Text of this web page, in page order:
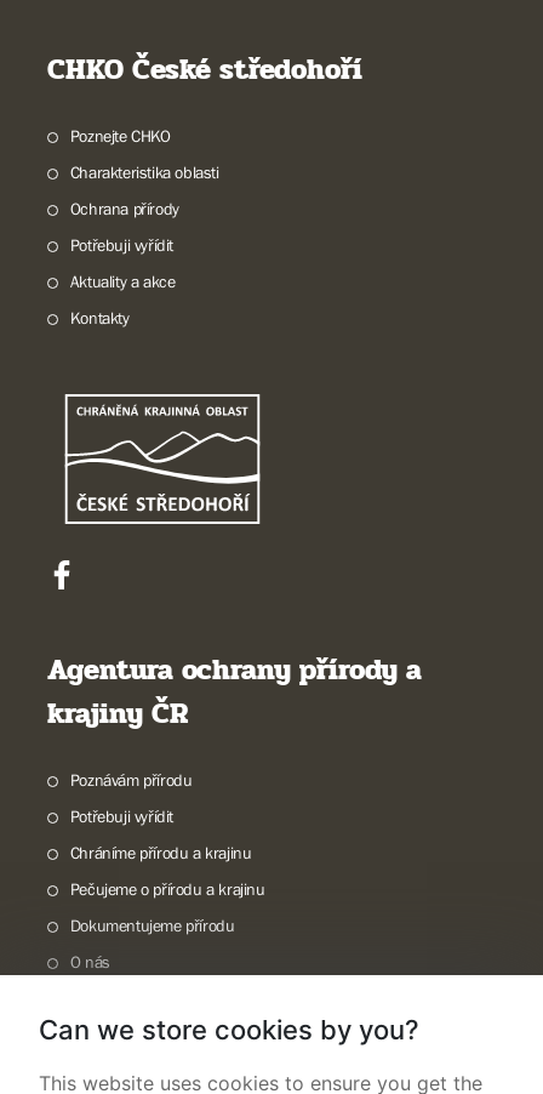
CHKO České středohoří
Poznejte CHKO
Charakteristika oblasti
Ochrana přírody
Potřebuji vyřídit
Aktuality a akce
Kontakty
Agentura ochrany přírody a
krajiny ČR
Poznávám přírodu
Potřebuji vyřídit
Chráníme přírodu a krajinu
Pečujeme o přírodu a krajinu
Dokumentujeme přírodu
O nás
Can we store cookies by you?
This website uses cookies to ensure you get the